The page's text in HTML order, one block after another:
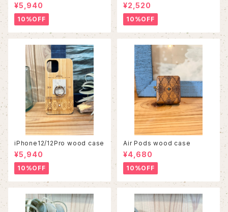
¥5,940
10%OFF
¥2,520
10%OFF
iPhone12/12Pro wood case
¥5,940
10%OFF
Air Pods wood case
¥4,680
10%OFF